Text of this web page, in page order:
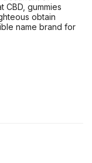
CBD, gummies
obtain
name brand for